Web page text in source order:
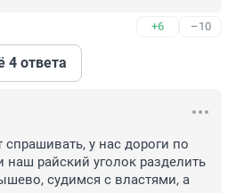
+6 –10
4 ответа
спрашивать, у нас дороги по
наш райский уголок разделить
судимся с властями, а